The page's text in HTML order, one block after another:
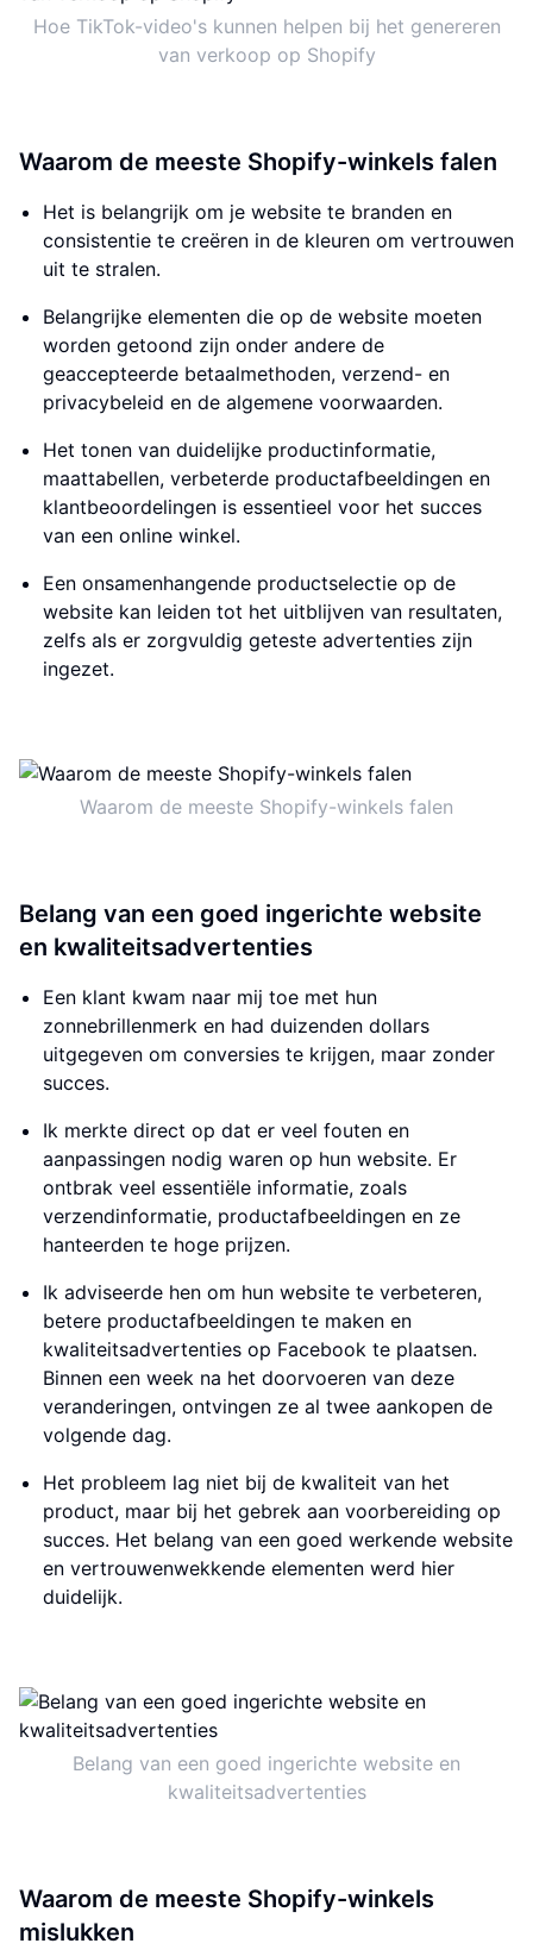
Hoe TikTok-video's kunnen helpen bij het genereren
van verkoop op Shopify
Waarom de meeste Shopify-winkels falen
Het is belangrijk om je website te branden en
consistentie te creëren in de kleuren om vertrouwen
uit te stralen.
Belangrijke elementen die op de website moeten
worden getoond zijn onder andere de
geaccepteerde betaalmethoden, verzend- en
privacybeleid en de algemene voorwaarden.
Het tonen van duidelijke productinformatie,
maattabellen, verbeterde productafbeeldingen en
klantbeoordelingen is essentieel voor het succes
van een online winkel.
Een onsamenhangende productselectie op de
website kan leiden tot het uitblijven van resultaten,
zelfs als er zorgvuldig geteste advertenties zijn
ingezet.
Waarom de meeste Shopify-winkels falen
Belang van een goed ingerichte website
en kwaliteitsadvertenties
Een klant kwam naar mij toe met hun
zonnebrillenmerk en had duizenden dollars
uitgegeven om conversies te krijgen, maar zonder
succes.
Ik merkte direct op dat er veel fouten en
aanpassingen nodig waren op hun website. Er
ontbrak veel essentiële informatie, zoals
verzendinformatie, productafbeeldingen en ze
hanteerden te hoge prijzen.
Ik adviseerde hen om hun website te verbeteren,
betere productafbeeldingen te maken en
kwaliteitsadvertenties op Facebook te plaatsen.
Binnen een week na het doorvoeren van deze
veranderingen, ontvingen ze al twee aankopen de
volgende dag.
Het probleem lag niet bij de kwaliteit van het
product, maar bij het gebrek aan voorbereiding op
succes. Het belang van een goed werkende website
en vertrouwenwekkende elementen werd hier
duidelijk.
Belang van een goed ingerichte website en
kwaliteitsadvertenties
Waarom de meeste Shopify-winkels
mislukken